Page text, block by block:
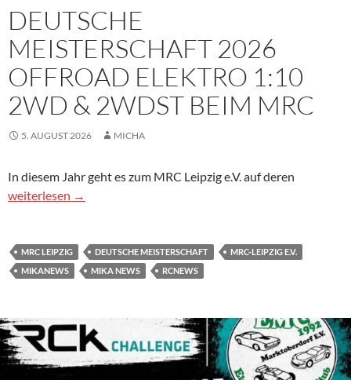
DEUTSCHE
MEISTERSCHAFT 2026
OFFROAD ELEKTRO 1:10
2WD & 2WDST BEIM MRC
5. AUGUST 2026 MICHA
In diesem Jahr geht es zum MRC Leipzig e.V. auf deren
Deutsche Meisterschaft 2026 Offroad Elektro 1:10 2WD &
weiterlesen →
MRC LEIPZIG DEUTSCHE MEISTERSCHAFT
MRC-LEIPZIG E.V.
MIKANEWS
MIKA NEWS RCNEWS